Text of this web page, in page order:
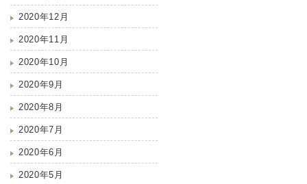
2020年12月
2020年11月
2020年10月
2020年9月
2020年8月
2020年7月
2020年6月
2020年5月